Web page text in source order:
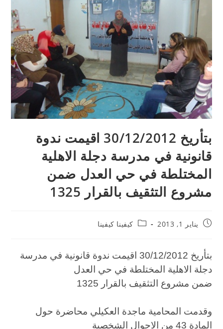
بتأريخ 30/12/2012 اقيمت ندوة
قانونية في مدرسة دجلة الاهلية
المختلطة في حي العدل ضمن
مشروع التثقيف بالقرار 1325
يناير 1, 2013 كيفينا كيفينا
بتأريخ 30/12/2012 اقيمت ندوة قانونية في مدرسة
دجلة الاهلية المختلطة في حي العدل
ضمن مشروع التثقيف بالقرار 1325
وقدمت المحامية ماجدة العكيلي محاضرة حول
المادة 43 من الاحوال الشخصية